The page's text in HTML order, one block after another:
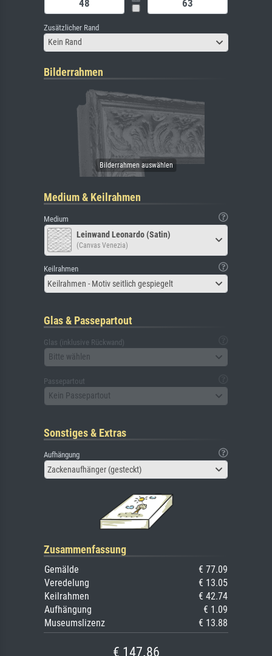
Zusätzlicher Rand
Kein Rand
Bilderrahmen
Medium & Keilrahmen
Medium
Leinwand Leonardo (Satin)
(Canvas Venezia)
Keilrahmen
Keilrahmen - Motiv seitlich gespiegelt
Glas & Passepartout
Glas (inklusive Rückwand)
Bitte wählen
Passepartout
Kein Passepartout
Sonstiges & Extras
Aufhängung
Zackenaufhänger (gesteckt)
Zusammenfassung
Gemälde
€ 77.09
Veredelung
€ 13.05
Keilrahmen
€ 42.74
Aufhängung
€ 1.09
Museumslizenz
€ 13.88
€ 147.86